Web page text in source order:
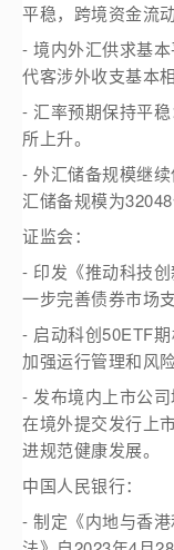
平稳，跨境资金流
- 境内外汇供求基
代客涉外收支基本相
- 汇率预期保持平
所上升。
- 外汇储备规模继
汇储备规模为
证监会：
- 印发《推动科技
一步完善债券市场
- 启动科创50ETF
加强运行管理和风险
- 发布境内上市公
在境外提交发行上
进规范健康发展。
中国人民银行：
- 制定《内地与香